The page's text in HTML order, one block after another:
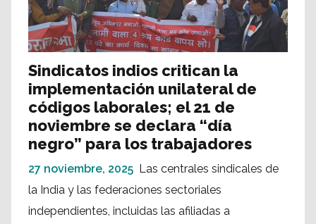
Sindicatos indios critican la
implementación unilateral de
códigos laborales; el 21 de
noviembre se declara “día
negro” para los trabajadores
27 noviembre, 2025 Las centrales sindicales de
la India y las federaciones sectoriales
independientes, incluidas las afiliadas a